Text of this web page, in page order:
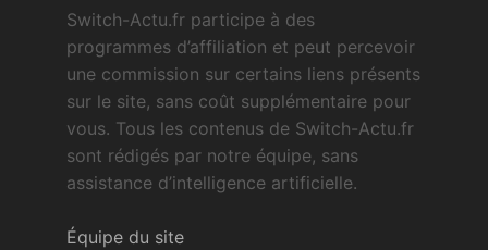
Switch-Actu.fr participe à des
programmes d’affiliation et peut percevoir
une commission sur certains liens présents
sur le site, sans coût supplémentaire pour
vous. Tous les contenus de Switch-Actu.fr
sont rédigés par notre équipe, sans
assistance d’intelligence artificielle.
Équipe du site